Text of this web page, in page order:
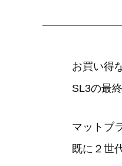
お買い得
SL3の最
マットブ
既に２世